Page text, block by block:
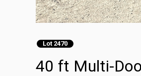
Lot 2470
40 ft Multi-